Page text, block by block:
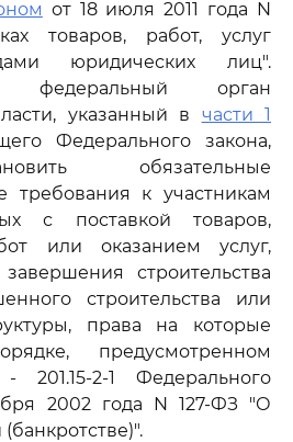
от 18 июля 2011 года N
товаров, работ, услуг
юридических лиц".
федеральный орган
указанный в части 1
Федерального закона,
обязательные
требования к участникам
с поставкой товаров,
или оказанием услуг,
строительства
строительства или
права на которые
предусмотренном
- 201.15-2-1 Федерального
2002 года N 127-ФЗ "О